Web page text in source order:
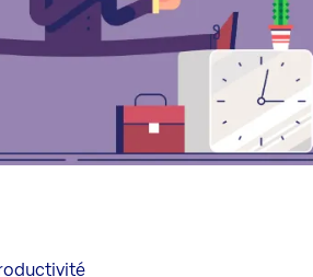
service externe
nationales
candidature et votre carrière